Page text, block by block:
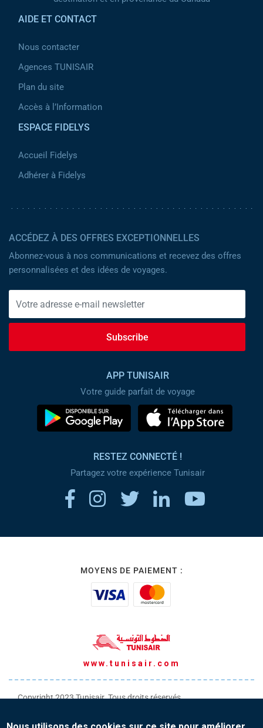
AIDE ET CONTACT
Nous contacter
Agences TUNISAIR
Plan du site
Accès à l’Information
ESPACE FIDELYS
Accueil Fidelys
Adhérer à Fidelys
ACCÉDEZ À DES OFFRES EXCEPTIONNELLES
Abonnez-vous à nos communications et recevez des offres
personnalisées et des idées de voyages.
Subscribe
APP TUNISAIR
Votre guide parfait de voyage
RESTEZ CONNECTÉ !
Partagez votre expérience Tunisair
MOYENS DE PAIEMENT :
www.tunisair.com
Copyright 2023 Tunisair. Tous droits réservés